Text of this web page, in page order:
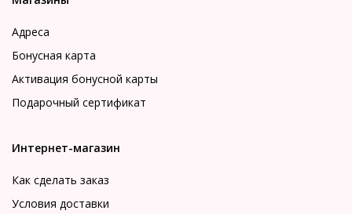
Адреса
Бонусная карта
Активация бонусной карты
Подарочный сертификат
Интернет-магазин
Как сделать заказ
Условия доставки